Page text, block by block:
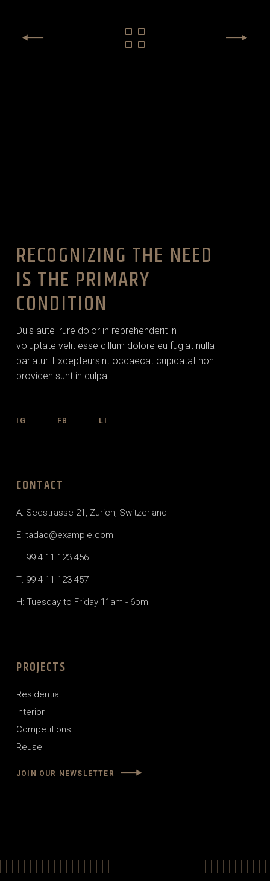
RECOGNIZING THE NEED
IS THE PRIMARY
CONDITION
Duis aute irure dolor in reprehenderit in
voluptate velit esse cillum dolore eu fugiat nulla
pariatur. Excepteursint occaecat cupidatat non
providen sunt in culpa.
IG FB LI
CONTACT
A: Seestrasse 21, Zurich, Switzerland
E: tadao@example.com
T: 99 4 11 123 456
T: 99 4 11 123 457
H: Tuesday to Friday 11am - 6pm
PROJECTS
Residential
Interior
Competitions
Reuse
JOIN OUR NEWSLETTER